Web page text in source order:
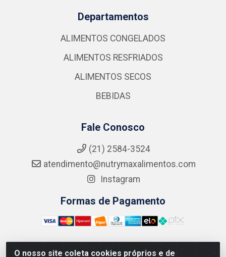
O nosso site coleta cookies próprios e de
Departamentos
ALIMENTOS CONGELADOS
ALIMENTOS RESFRIADOS
ALIMENTOS SECOS
BEBIDAS
Fale Conosco
(21) 2584-3524
atendimento@nutrymaxalimentos.com
Instagram
Formas de Pagamento